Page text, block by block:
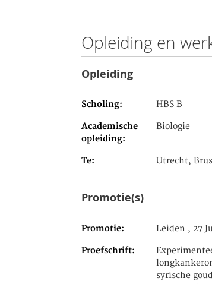
Opleiding en
Opleiding
Scholing HBS B
Academische
opleiding
Biologie
Te Utrecht,
Promotie(s)
Promotie Leiden , 27
Proefschrift
syrische